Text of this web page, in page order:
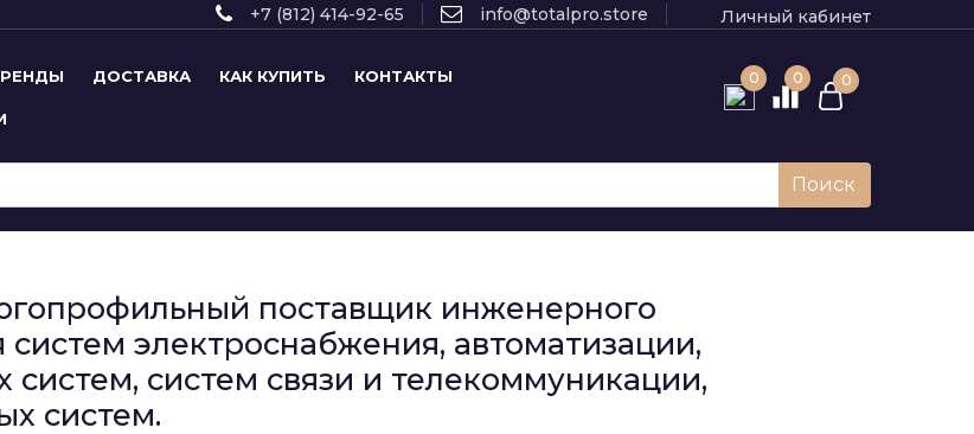
+7 (812) 414-92-65 info@totalpro.store Личный кабинет
ДОСТАВКА КАК КУПИТЬ КОНТАКТЫ 0 0 0
Поиск
поставщик инженерного
электроснабжения, автоматизации,
систем связи и телекоммуникации,
систем.